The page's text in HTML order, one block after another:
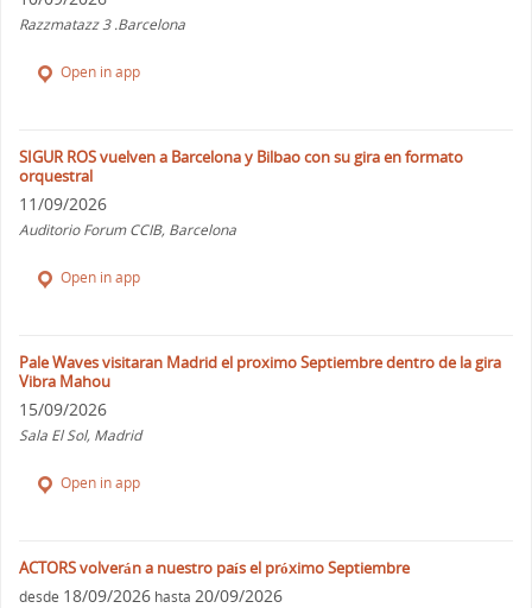
Razzmatazz 3 .Barcelona
Open in app
SIGUR ROS vuelven a Barcelona y Bilbao con su gira en formato
orquestral
11/09/2026
Auditorio Forum CCIB, Barcelona
Open in app
Pale Waves visitaran Madrid el proximo Septiembre dentro de la gira
Vibra Mahou
15/09/2026
Sala El Sol, Madrid
Open in app
ACTORS volverán a nuestro país el próximo Septiembre
desde 18/09/2026 hasta 20/09/2026